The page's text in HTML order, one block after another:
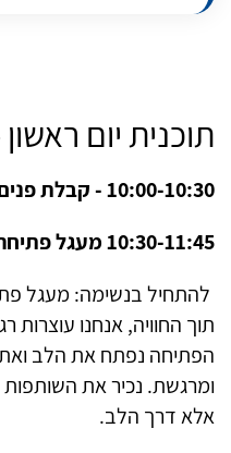
תוכנית יום ראשון –
10:00-10:30 - קבלת פנים במלון וכיבוד קל
10:30-11:45 מעגל פתיחה
להתחיל בנשימה: מעגל
תוך החוויה, אנחנו עוצרות
הפתיחה נפתח את הלב ואת
ומרגשת. נכיר את
אלא דרך הלב.